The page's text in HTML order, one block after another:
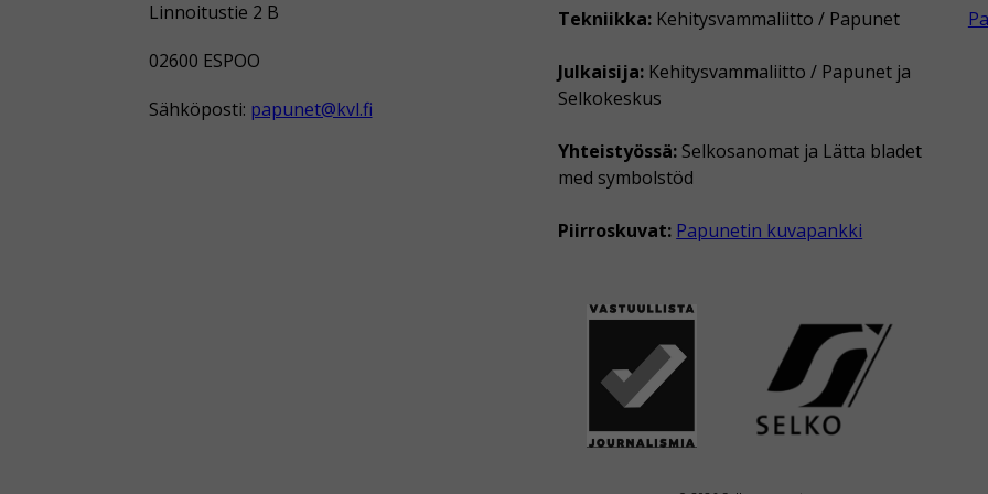
Linnoitustie 2 B
02600 ESPOO
Sähköposti: papunet@kvl.fi
Tekniikka: Kehitysvammaliitto / Papunet
Julkaisija: Kehitysvammaliitto / Papunet ja
Selkokeskus
Yhteistyössä: Selkosanomat ja Lätta bladet
med symbolstöd
Piirroskuvat: Papunetin kuvapankki